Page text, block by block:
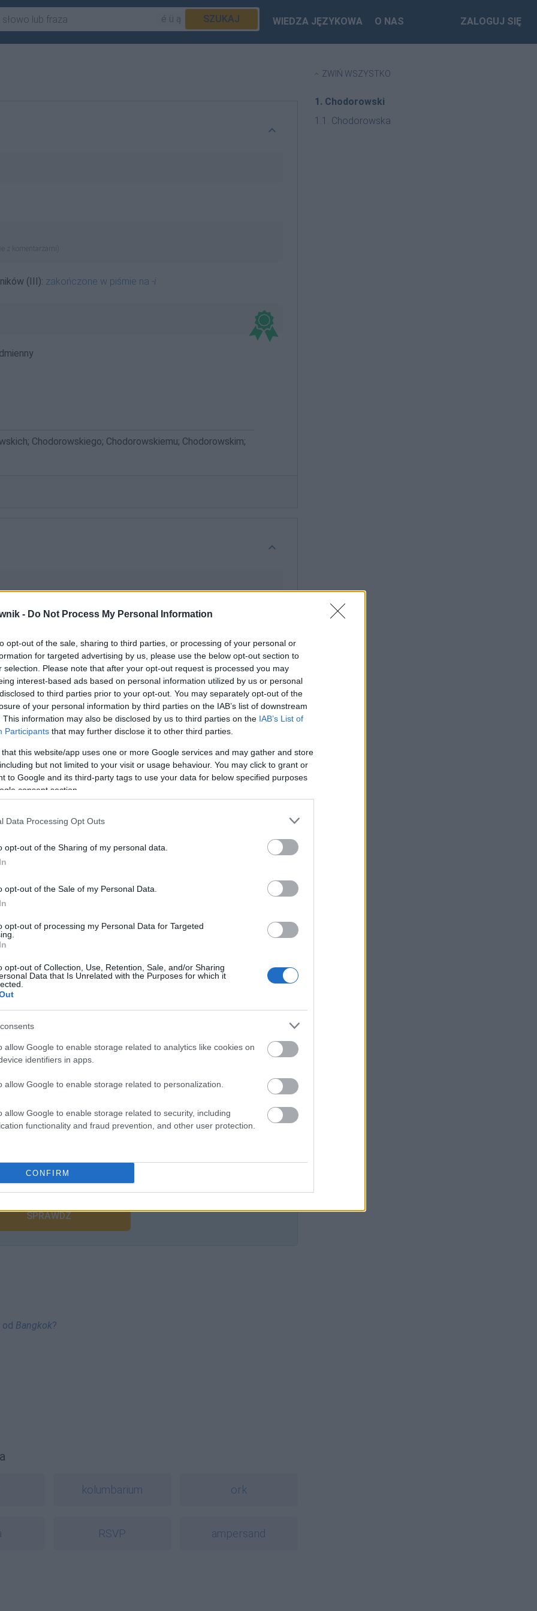
- Do Not Process My Personal Information
opt-out of the sale, sharing to third parties, or processing of your personal or
for targeted advertising by us, please use the below opt-out section to
selection. Please note that after your opt-out request is processed you may
interest-based ads based on personal information utilized by us or personal
to third parties prior to your opt-out. You may separately opt-out of the
of your personal information by third parties on the IAB’s list of downstream
This information may also be disclosed by us to third parties on the IAB’s List of
Participants that may further disclose it to other third parties.
that this website/app uses one or more Google services and may gather and store
but not limited to your visit or usage behaviour. You may click to grant or
to Google and its third-party tags to use your data for below specified purposes
consent section.
Data Processing Opt Outs
opt-out of the Sharing of my personal data.
opt-out of the Sale of my Personal Data.
opt-out of processing my Personal Data for Targeted
opt-out of Collection, Use, Retention, Sale, and/or Sharing
Data that Is Unrelated with the Purposes for which it
allow Google to enable storage related to analytics like cookies on
identifiers in apps.
allow Google to enable storage related to personalization.
allow Google to enable storage related to security, including
functionality and fraud prevention, and other user protection.
CONFIRM
SZUKAJ WIEDZA JĘZYKOWA O NAS ZALOGUJ SIĘ
z komentarzami)
(III): zakończone w piśmie na -i
Chodorowskiego; Chodorowskiemu; Chodorowskim;
z komentarzami)
(główne):imiona i nazwiska kobiet— ogólnie dostępna
Chodorowskie; Chodorowskiej; Chodorowskim;
Brakuje czegoś w haśle?
abonenci Dobrego słownika.
SPRAWDŹ
od Bangkok?
kolumbarium ork
RSVP ampersand
ZWIŃ WSZYSTKO
1. Chodorowski
1.1. Chodorowska